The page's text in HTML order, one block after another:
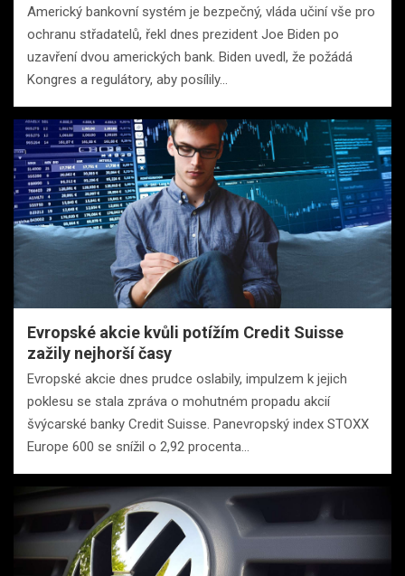
Americký bankovní systém je bezpečný, vláda učiní vše pro
ochranu střadatelů, řekl dnes prezident Joe Biden po
uzavření dvou amerických bank. Biden uvedl, že požádá
Kongres a regulátory, aby posílily…
Evropské akcie kvůli potížím Credit Suisse
zažily nejhorší časy
Evropské akcie dnes prudce oslabily, impulzem k jejich
poklesu se stala zpráva o mohutném propadu akcií
švýcarské banky Credit Suisse. Panevropský index STOXX
Europe 600 se snížil o 2,92 procenta…